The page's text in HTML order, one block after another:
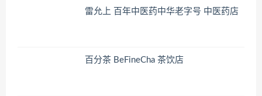
雷允上 百年中医药中华老字号 中医药店
百分茶 BeFineCha 茶饮店